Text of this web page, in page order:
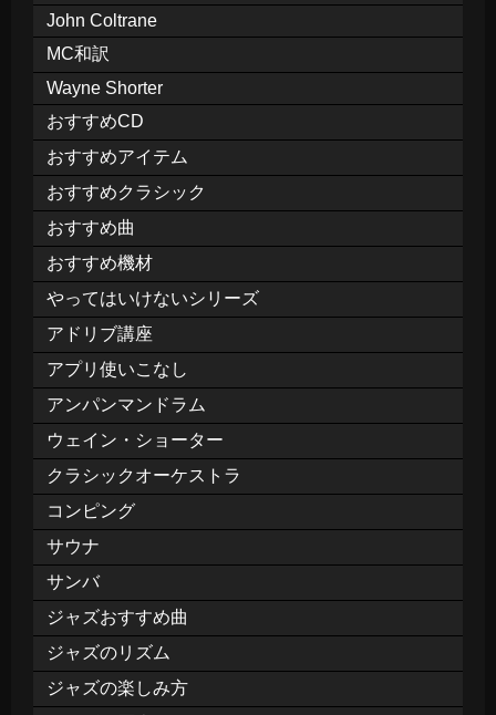
John Coltrane
MC和訳
Wayne Shorter
おすすめCD
おすすめアイテム
おすすめクラシック
おすすめ曲
おすすめ機材
やってはいけないシリーズ
アドリブ講座
アプリ使いこなし
アンパンマンドラム
ウェイン・ショーター
クラシックオーケストラ
コンピング
サウナ
サンバ
ジャズおすすめ曲
ジャズのリズム
ジャズの楽しみ方